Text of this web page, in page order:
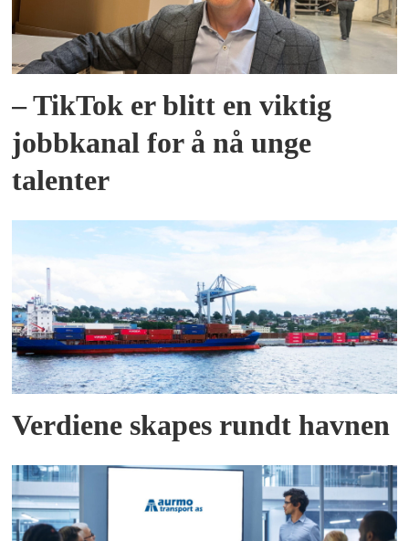
– TikTok er blitt en viktig
jobbkanal for å nå unge
talenter
Verdiene skapes rundt havnen